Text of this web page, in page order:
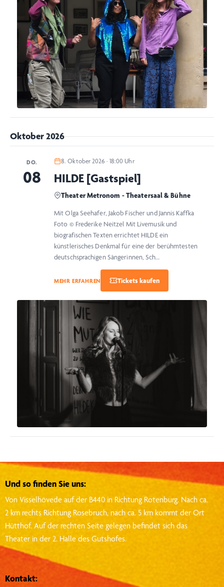
Oktober 2026
DO.
08
8. Oktober 2026 · 18:00 Uhr
HILDE [Gastspiel]
Theater Metronom - Theatersaal & Bühne
Mit Olga Seehafer, Jakob Fischer und Jannis Kaffka
Foto © Frederike Neitzel Mit Livemusik und
biografischen Texten errichtet HILDE ein
künstlerisches Denkmal für eine der berühmtesten
deutschsprachigen Sängerinnen, Sch…
MEHR ERFAHREN
Und so finden Sie uns:
Von Visselhövede auf der B440 in Richtung Rotenburg. Nach ca.
2 km rechts Richtung Rosebruch, nach ca. 5 km kommt der Ort
Hütthof. Auf der rechten Seite gelegen befindet sich das
Theater in der 2. Halle des Gutshofes.
Kontakt: